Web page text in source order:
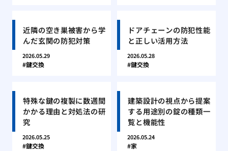
近隣の空き巣被害から学
んだ玄関の防犯対策
2026.05.29
鍵交換
ドアチェーンの防犯性能
と正しい活用方法
2026.05.28
鍵交換
特殊な鍵の複製に数週間
かかる理由と対処法の研
究
2026.05.25
鍵交換
建築設計の視点から提案
する用途別の錠の種類一
覧と機能性
2026.05.24
家